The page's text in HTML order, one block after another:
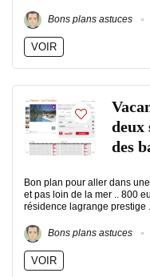
Bons plans astuces
VOIR
deux
des
Bon plan pour aller dans
et pas loin de la mer .. 800
résidence lagrange prestige
Bons plans astuces
VOIR